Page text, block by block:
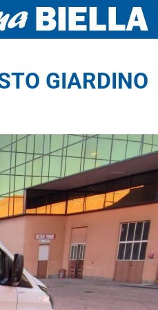
GIARDINO